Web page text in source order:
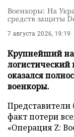
Военкоры: На
средств защиты
7 августа 2026, 19:19
Крупнейший на
логистический
оказался
военкоры.
факт потери
«Операция Z: